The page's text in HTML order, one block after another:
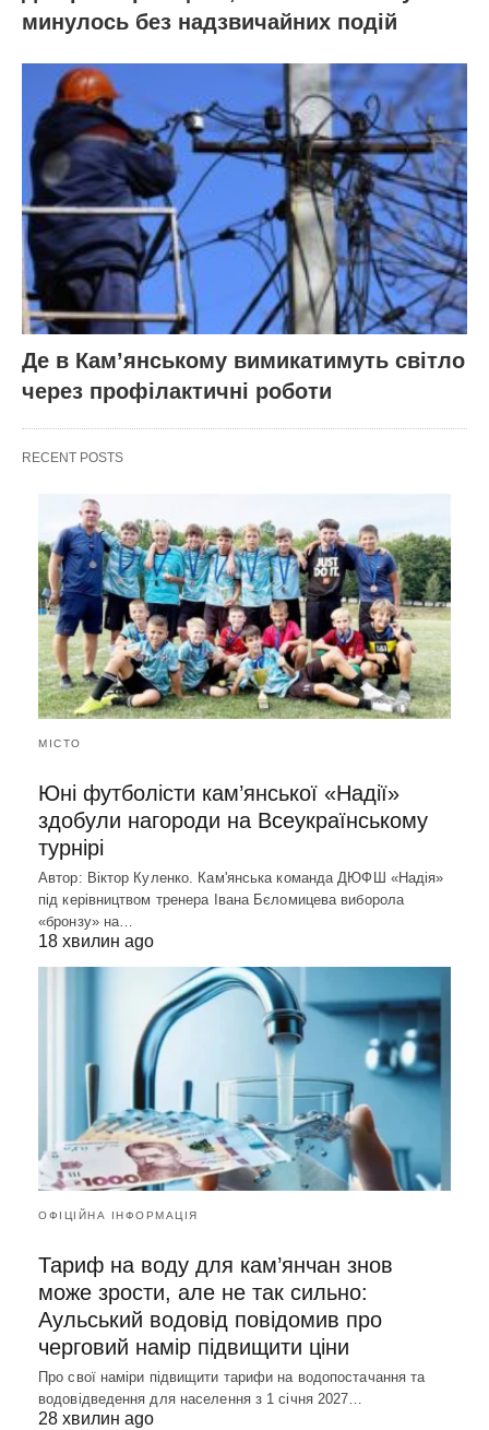
минулось без надзвичайних подій
Де в Кам’янському вимикатимуть світло
через профілактичні роботи
RECENT POSTS
МІСТО
Юні футболісти кам’янської «Надії»
здобули нагороди на Всеукраїнському
турнірі
Автор: Віктор Куленко. Кам'янська команда ДЮФШ «Надія»
під керівництвом тренера Івана Бєломицева виборола
«бронзу» на…
18 хвилин ago
ОФІЦІЙНА ІНФОРМАЦІЯ
Тариф на воду для кам’янчан знов
може зрости, але не так сильно:
Аульський водовід повідомив про
черговий намір підвищити ціни
Про свої наміри підвищити тарифи на водопостачання та
водовідведення для населення з 1 січня 2027…
28 хвилин ago